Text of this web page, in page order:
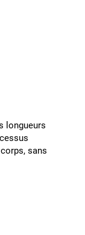
longueurs
sans